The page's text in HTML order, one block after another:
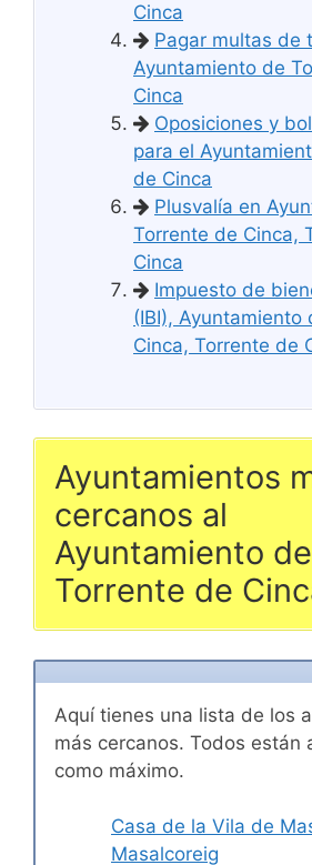
Cinca
Pagar multas de
Ayuntamiento de
Cinca
Oposiciones y
para el
de Cinca
Plusvalía en
Torrente de Cinca,
Cinca
Impuesto de
(IBI), Ayuntamiento
Cinca, Torrente de
Ayuntamientos
cercanos al
Ayuntamiento de
Torrente de
Aquí tienes una lista de los
más cercanos. Todos están
como máximo.
Casa de la Vila de
Masalcoreig